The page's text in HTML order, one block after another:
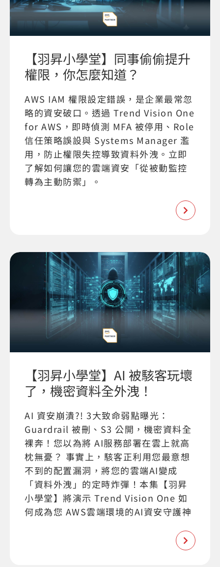
【羽昇小學堂】同事偷偷提升
權限，你怎麼知道？
AWS IAM 權限設定錯誤，是企業最常忽
略的資安破口。透過 Trend Vision One
for AWS，即時偵測 MFA 被停用、Role
信任策略誤設與 Systems Manager 濫
用，防止權限失控導致資料外洩。立即
了解如何讓您的雲端資安「從被動監控
轉為主動防禦」。
【羽昇小學堂】AI 被駭客玩壞
了，機密資料全外洩！
AI 資安崩潰?! 3大致命弱點曝光：
Guardrail 被刪、S3 公開，機密資料全
裸奔！您以為將 AI服務部署在雲上就高
枕無憂？ 事實上，駭客正利用您最意想
不到的配置漏洞，將您的雲端AI變成
「資料外洩」的定時炸彈！本集【羽昇
小學堂】將演示 Trend Vision One 如
何成為您 AWS雲端環境的AI資安守護神